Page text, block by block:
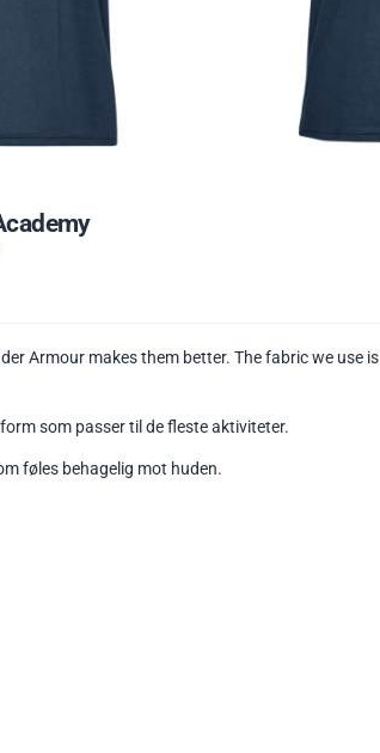
Armour makes them better. The fabric we use is
som passer til de fleste aktiviteter.
føles behagelig mot huden.